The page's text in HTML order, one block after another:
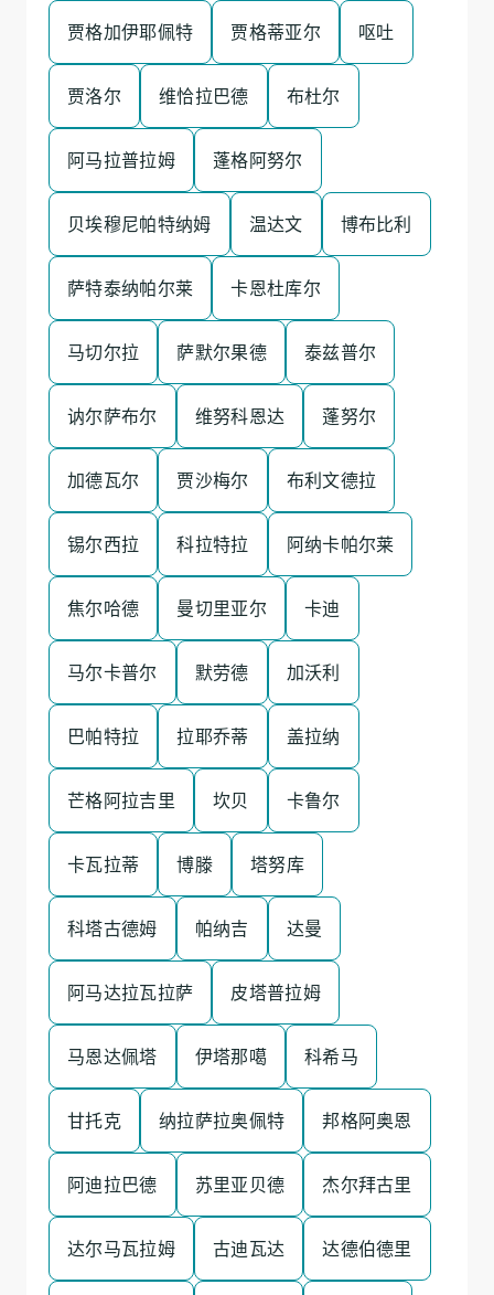
贾格加伊耶佩特 贾格蒂亚尔 呕吐
贾洛尔 维恰拉巴德 布杜尔
阿马拉普拉姆 蓬格阿努尔
贝埃穆尼帕特纳姆 温达文 博布比利
萨特泰纳帕尔莱 卡恩杜库尔
马切尔拉 萨默尔果德 泰兹普尔
讷尔萨布尔 维努科恩达 蓬努尔
加德瓦尔 贾沙梅尔 布利文德拉
锡尔西拉 科拉特拉 阿纳卡帕尔莱
焦尔哈德 曼切里亚尔 卡迪
马尔卡普尔 默劳德 加沃利
巴帕特拉 拉耶乔蒂 盖拉纳
芒格阿拉吉里 坎贝 卡鲁尔
卡瓦拉蒂 博滕 塔努库
科塔古德姆 帕纳吉 达曼
阿马达拉瓦拉萨 皮塔普拉姆
马恩达佩塔 伊塔那噶 科希马
甘托克 纳拉萨拉奥佩特 邦格阿奥恩
阿迪拉巴德 苏里亚贝德 杰尔拜古里
达尔马瓦拉姆 古迪瓦达 达德伯德里